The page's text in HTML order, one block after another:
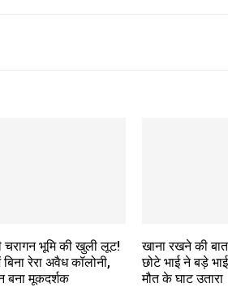
चरागन भूमि की खुली लूट!
रेरा अवैध कॉलोनी,
बना मूकदर्शक
खाना रखने की
छोटे भाई ने बड़े
मौत के घाट उतारा